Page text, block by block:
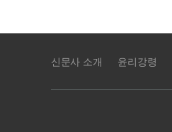
신문사 소개 윤리강령